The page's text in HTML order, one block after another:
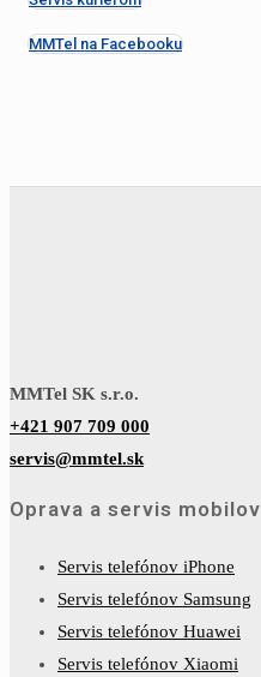
MMTel na Facebooku
MMTel SK s.r.o.
+421 907 709 000
servis@mmtel.sk
Oprava a servis mobilov
Servis telefónov iPhone
Servis telefónov Samsung
Servis telefónov Huawei
Servis telefónov Xiaomi